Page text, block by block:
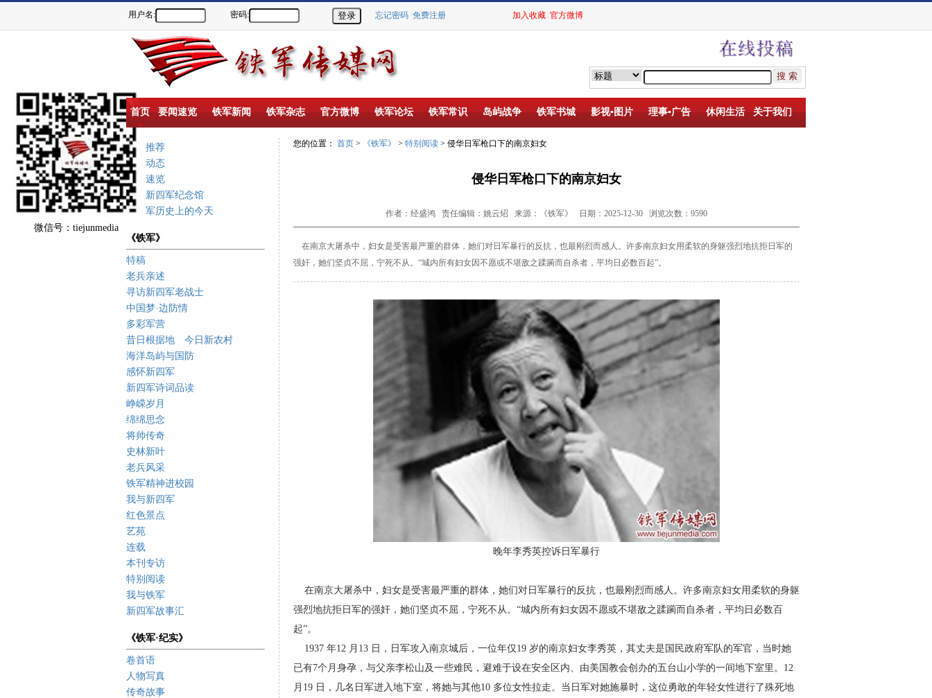
微信号：tiejunmedia
用户名: 密码: 忘记密码 免费注册 加入收藏 官方微博
首页 要闻速览 铁军新闻 铁军杂志 官方微博 铁军论坛 铁军常识 岛屿战争 铁军书城 影视▪图片 理事▪广告 休闲生活 关于我们
重点推荐
新闻动态
要闻速览
盐城新四军纪念馆
新四军历史上的今天
《铁军》
特稿
老兵亲述
寻访新四军老战士
中国梦·边防情
多彩军营
昔日根据地 今日新农村
海洋岛屿与国防
感怀新四军
新四军诗词品读
峥嵘岁月
绵绵思念
将帅传奇
史林新叶
老兵风采
铁军精神进校园
我与新四军
红色景点
艺苑
连载
本刊专访
特别阅读
我与铁军
新四军故事汇
《铁军·纪实》
卷首语
人物写真
传奇故事
您的位置： 首页 > 《铁军》 > 特别阅读 > 侵华日军枪口下的南京妇女
侵华日军枪口下的南京妇女
作者：经盛鸿 责任编辑：姚云炤 来源：《铁军》 日期：2025-12-30 浏览次数：9590
在南京大屠杀中，妇女是受害最严重的群体，她们对日军暴行的反抗，也最刚烈而感人。许多南京妇女用柔软的身躯强烈地抗拒日军的
强奸，她们坚贞不屈，宁死不从。“城内所有妇女因不愿或不堪敌之蹂躏而自杀者，平均日必数百起”。
晚年李秀英控诉日军暴行
在南京大屠杀中，妇女是受害最严重的群体，她们对日军暴行的反抗，也最刚烈而感人。许多南京妇女用柔软的身躯
强烈地抗拒日军的强奸，她们坚贞不屈，宁死不从。“城内所有妇女因不愿或不堪敌之蹂躏而自杀者，平均日必数百
起”。
1937 年12 月13 日，日军攻入南京城后，一位年仅 19 岁的南京妇女李秀英，其丈夫是国民政府军队的军官，当时她
已有7个月身孕，与父亲李松山及一些难民， 避难于设在安全区内、由美国教会创办的五台山小学的一间地下室里。12
月19 日，几名日军进入地下室， 将她与其他10 多位女性拉走。当日军对她施暴时，这位勇敢的年轻女性进行了殊死地